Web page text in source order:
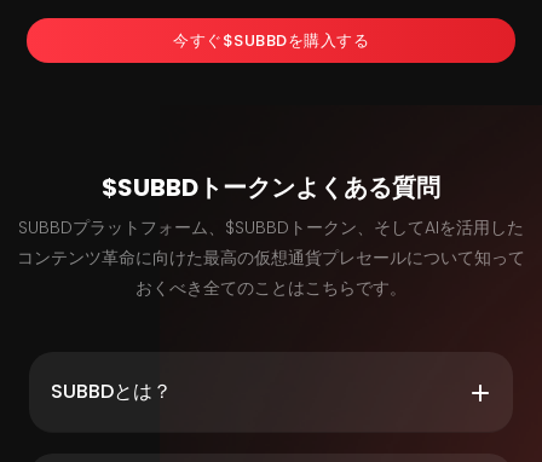
今すぐ$SUBBDを購入する
$SUBBDトークンよくある質問
SUBBDプラットフォーム、$SUBBDトークン、そしてAIを活用した
コンテンツ革命に向けた最高の仮想通貨プレセールについて知って
おくべき全てのことはこちらです。
SUBBDとは？